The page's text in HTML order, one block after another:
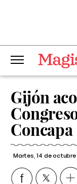
Gijón
Concapa
Martes, 14 de octubre